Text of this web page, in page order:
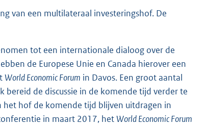
van een multilateraal investeringshof. De
tot een internationale dialoog over de
de Europese Unie en Canada hierover een
World Economic Forum in Davos. Een groot aantal
bereid de discussie in de komende tijd verder te
het hof de komende tijd blijven uitdragen in
in maart 2017, hetWorld Economic Forum